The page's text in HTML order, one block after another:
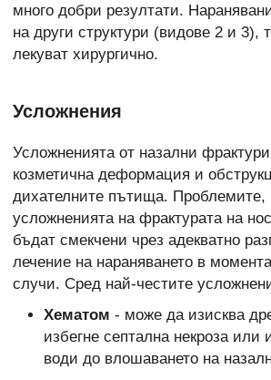
много добри резултати.
на други структури (видове 2 и 3),
лекуват хирургично.
Усложнения
Усложненията от назални
козметична деформация и
дихателните пътища. Проблемите,
усложненията на фрактурата на
бъдат смекчени чрез адекватно
лечение на нараняването в
случи. Сред най-честите
Хематом - може да изисква
избегне септална некроза или
води до влошаването на